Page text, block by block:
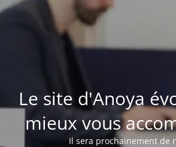
Le site d'Anoya
mieux vous
Il sera prochainement de